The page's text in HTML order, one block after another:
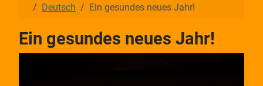
Deutsch
Ein gesundes neues Jahr!
Ein gesundes neues Jahr!